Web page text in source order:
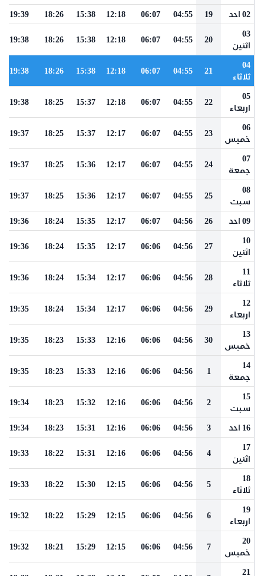
02 احد 19
04:55
06:07
12:18
15:38
18:26
19:39
03
اثنين
20
04:55
06:07
12:18
15:38
18:26
19:38
04
ثلاثاء
21
04:55
06:07
12:18
15:38
18:26
19:38
05
اربعاء
22
04:55
06:07
12:18
15:37
18:25
19:38
06
خميس
23
04:55
06:07
12:17
15:37
18:25
19:37
07
جمعة
24
04:55
06:07
12:17
15:36
18:25
19:37
08
سبت
25
04:55
06:07
12:17
15:36
18:25
19:37
09 احد 26
04:56
06:07
12:17
15:35
18:24
19:36
10
اثنين
27
04:56
06:06
12:17
15:35
18:24
19:36
11
ثلاثاء
28
04:56
06:06
12:17
15:34
18:24
19:36
12
اربعاء
29
04:56
06:06
12:17
15:34
18:24
19:35
13
خميس
30
04:56
06:06
12:16
15:33
18:23
19:35
14
جمعة
1
04:56
06:06
12:16
15:33
18:23
19:35
15
سبت
2
04:56
06:06
12:16
15:32
18:23
19:34
16 احد 3
04:56
06:06
12:16
15:31
18:23
19:34
17
اثنين
4
04:56
06:06
12:16
15:31
18:22
19:33
18
ثلاثاء
5
04:56
06:06
12:15
15:30
18:22
19:33
19
اربعاء
6
04:56
06:06
12:15
15:29
18:22
19:32
20
خميس
7
04:56
06:06
12:15
15:29
18:21
19:32
21